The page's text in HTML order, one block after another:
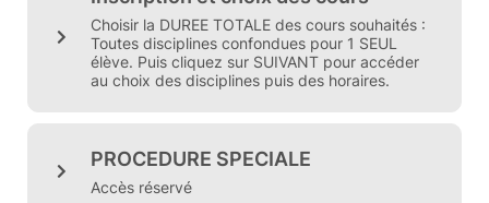
Choisir la DUREE TOTALE des cours souhaités :
Toutes disciplines confondues pour 1 SEUL
élève. Puis cliquez sur SUIVANT pour accéder
au choix des disciplines puis des horaires.
PROCEDURE SPECIALE
Accès réservé